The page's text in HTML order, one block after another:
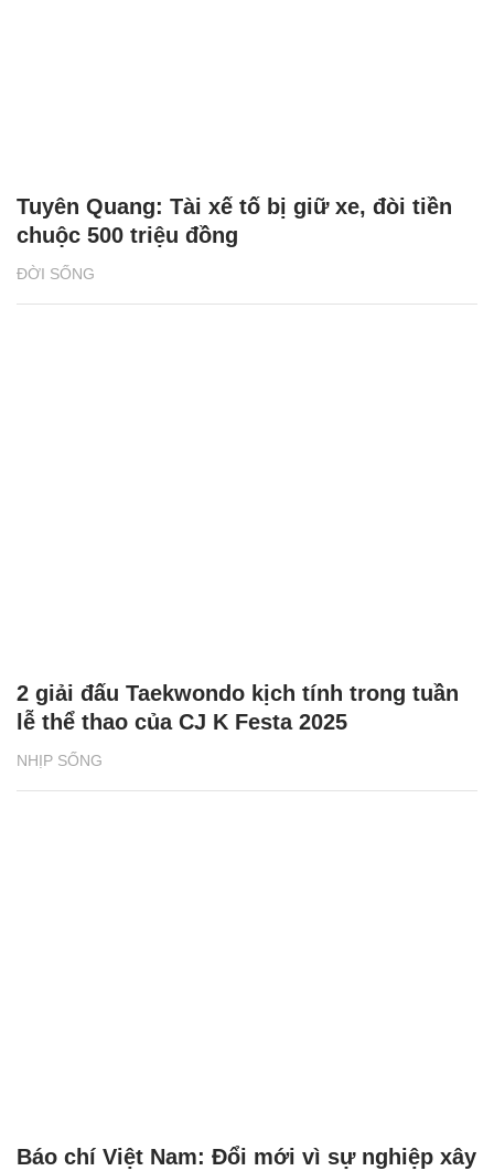
ĐỜI SỐNG
Tuyên Quang: Tài xế tố bị giữ xe, đòi tiền
chuộc 500 triệu đồng
NHỊP SỐNG
2 giải đấu Taekwondo kịch tính trong tuần
lễ thể thao của CJ K Festa 2025
Báo chí Việt Nam: Đổi mới vì sự nghiệp xây